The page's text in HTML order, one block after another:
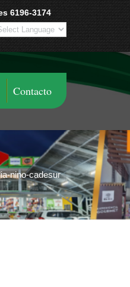
6196-3174
Contacto
nino-cadesur